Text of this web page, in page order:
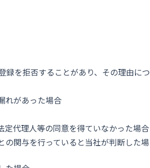
録を拒否することがあり、その理由につ
れがあった場合
代理人等の同意を得ていなかった場合
関与を行っていると当社が判断した場